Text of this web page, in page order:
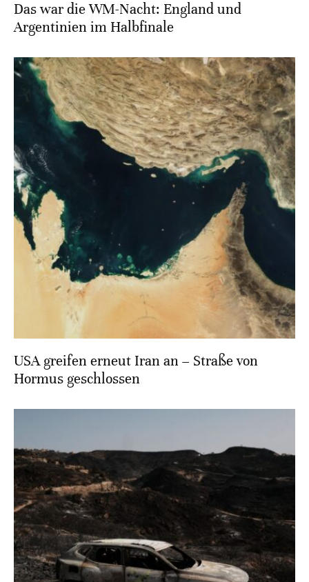
Das war die WM-Nacht: England und
Argentinien im Halbfinale
USA greifen erneut Iran an – Straße von
Hormus geschlossen